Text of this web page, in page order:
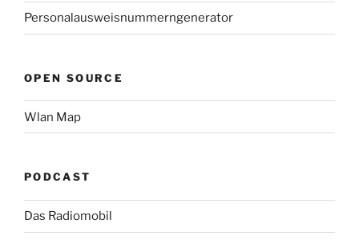
Personalausweisnummerngenerator
OPEN SOURCE
Wlan Map
PODCAST
Das Radiomobil